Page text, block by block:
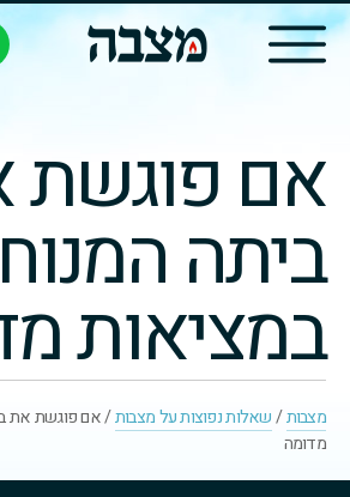
אם פוגשת
ביתה
במציאות
מצבות/שאלות נפוצות על מצבות/אם פוגשת את
מדומה